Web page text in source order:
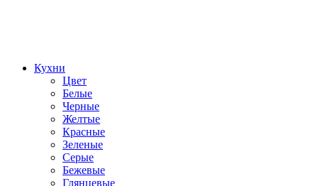
Кухни
Цвет
Белые
Черные
Желтые
Красные
Зеленые
Серые
Бежевые
Глянцевые